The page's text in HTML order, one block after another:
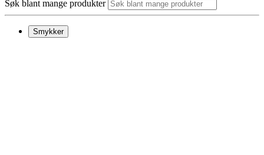
Søk blant mange produkter
Smykker